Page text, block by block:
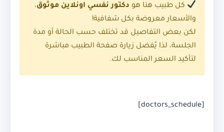
كل طبيب هنا هو دكتور نفسي اونلاين موثوق،
والأسعار معروضة بكل شفافية!
لكن بعض التفاصيل قد تختلف حسب الحالة أو مدة
الجلسة، لذا يُفضل زيارة صفحة الطبيب مباشرة
لتأكيد السعر المناسب لك.
[doctors_schedule]